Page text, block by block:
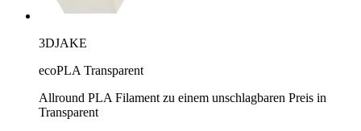
3DJAKE
ecoPLA Transparent
Allround PLA Filament zu einem unschlagbaren Preis in
Transparent